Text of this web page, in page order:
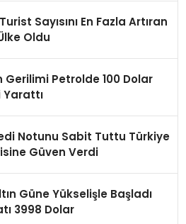
Sayısını En Fazla Artıran
Oldu
Gerilimi Petrolde 100 Dolar
Yarattı
Notunu Sabit Tuttu Türkiye
Güven Verdi
Güne Yükselişle Başladı
3998 Dolar